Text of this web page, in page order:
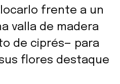
frente a un
valla de madera
de ciprés— para
flores destaque